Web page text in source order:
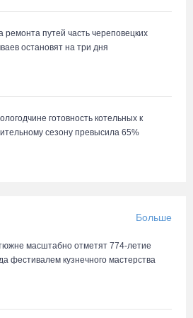
главным призом лотереи
праздник баскетбола и
прав остановили за сутки
ремонта путей часть череповецких
остановят на три дня
готовность котельных к
сезону превысила 65%
Больше
масштабно отметят 774-летие
фестивалем кузнечного мастерства